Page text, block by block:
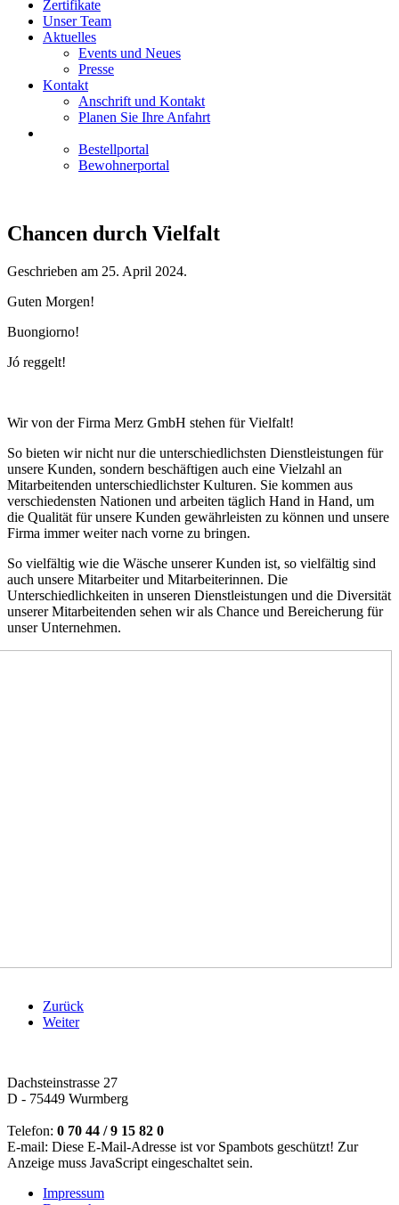
Zertifikate
Unser Team
Aktuelles
Events und Neues
Presse
Kontakt
Anschrift und Kontakt
Planen Sie Ihre Anfahrt
Bestellportal
Bewohnerportal
Chancen durch Vielfalt
Geschrieben am 25. April 2024.
Guten Morgen!
Buongiorno!
Jó reggelt!
Wir von der Firma Merz GmbH stehen für Vielfalt!
So bieten wir nicht nur die unterschiedlichsten Dienstleistungen für
unsere Kunden, sondern beschäftigen auch eine Vielzahl an
Mitarbeitenden unterschiedlichster Kulturen. Sie kommen aus
verschiedensten Nationen und arbeiten täglich Hand in Hand, um
die Qualität für unsere Kunden gewährleisten zu können und unsere
Firma immer weiter nach vorne zu bringen.
So vielfältig wie die Wäsche unserer Kunden ist, so vielfältig sind
auch unsere Mitarbeiter und Mitarbeiterinnen. Die
Unterschiedlichkeiten in unseren Dienstleistungen und die Diversität
unserer Mitarbeitenden sehen wir als Chance und Bereicherung für
unser Unternehmen.
Zurück
Weiter
Dachsteinstrasse 27
D - 75449 Wurmberg
Telefon: 0 70 44 / 9 15 82 0
E-mail: Diese E-Mail-Adresse ist vor Spambots geschützt! Zur
Anzeige muss JavaScript eingeschaltet sein.
Impressum